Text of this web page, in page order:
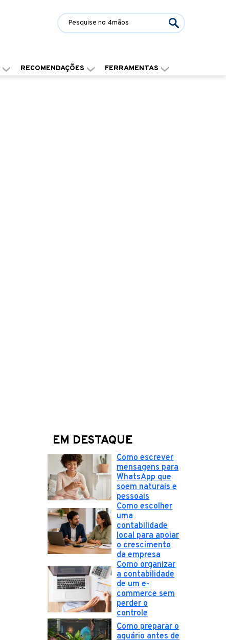
RECOMENDAÇÕES FERRAMENTAS
EM DESTAQUE
Como escrever
mensagens para
WhatsApp que
soem naturais e
pessoais
Como escolher
uma
contabilidade
local para apoiar
o crescimento
da empresa
Como organizar
a contabilidade
de um e-
commerce sem
perder o
controle
Como preparar o
aquário antes de